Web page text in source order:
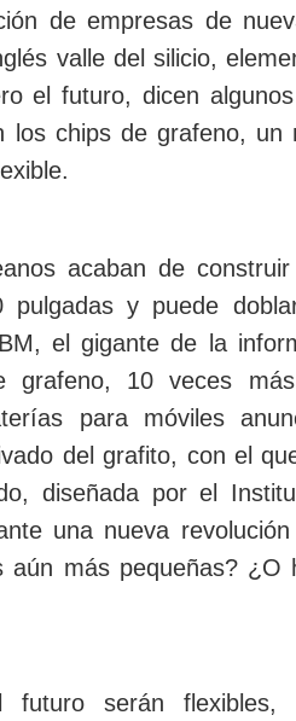
de empresas de
valle del silicio,
el futuro, dicen
los chips de grafeno, un
acaban de
pulgadas y puede
el gigante de la
grafeno, 10 veces
para móviles
del grafito, con el
diseñada por el
una nueva
aún más pequeñas?
futuro serán